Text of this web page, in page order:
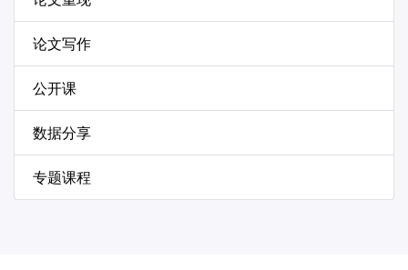
论文写作
公开课
数据分享
专题课程